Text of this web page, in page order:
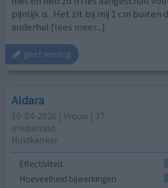
pijnlijk is . Het zit bij mij 1 cm buiten
anderhal [lees meer...]
geef mening
Aldara
10-04-2020 | Vrouw | 37
imiquimod
Huidkanker
Effectiviteit
Hoeveelheid bijwerkingen